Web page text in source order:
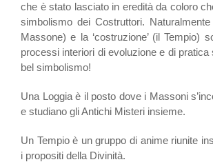
che è stato lasciato in eredità da coloro
simbolismo dei Costruttori. Naturalmente
Massone) e la ‘costruzione’ (il Tempio)
processi interiori di evoluzione e di pratica
bel simbolismo!
Una Loggia è il posto dove i Massoni
e studiano gli Antichi Misteri insieme.
Un Tempio è un gruppo di anime riunite
i propositi della Divinità.